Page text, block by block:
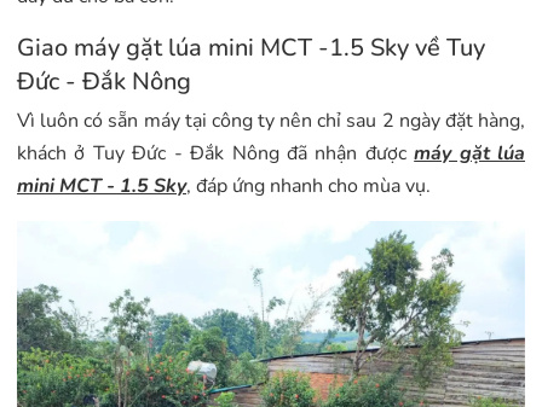
Giao máy gặt lúa mini MCT -1.5 Sky về Tuy
Đức - Đắk Nông
Vì luôn có sẵn máy tại công ty nên chỉ sau 2 ngày đặt hàng,
khách ở Tuy Đức - Đắk Nông đã nhận đượcmáy gặt lúa
mini MCT - 1.5 Sky, đáp ứng nhanh cho mùa vụ.